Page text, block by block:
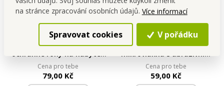
na stránce zpracování osobních údajů. Více informací
Spravovat cookies V pořádku
NÁRAZNÍK | 4 ks pěnové
ochranné rohy na nábytek
pro bezpečný domov černý
Cena pro tebe
79,00 Kč
ABRAMIC® 2v1 | utěrka z
mikrovlákna s abrazivním
obdélníkem | 29 × 39 cm
Cena pro tebe
59,00 Kč